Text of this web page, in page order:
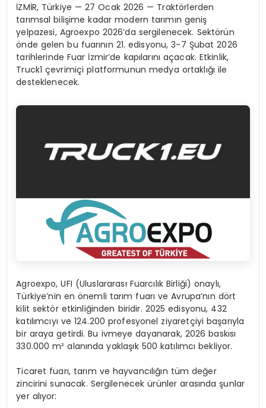
İZMİR, Türkiye —27 Ocak 2026 — Traktörlerden
tarımsal bilişime kadar modern tarımın geniş
yelpazesi, Agroexpo 2026’da sergilenecek. Sektörün
önde gelen bu fuarının 21. edisyonu, 3-7 Şubat 2026
tarihlerinde Fuar İzmir’de kapılarını açacak. Etkinlik,
Truck1 çevrimiçi platformunun medya ortaklığı ile
desteklenecek.
Agroexpo, UFI (Uluslararası Fuarcılık Birliği) onaylı,
Türkiye’nin en önemli tarım fuarı ve Avrupa’nın dört
kilit sektör etkinliğinden biridir. 2025 edisyonu, 432
katılımcıyı ve 124.200 profesyonel ziyaretçiyi başarıyla
bir araya getirdi. Bu ivmeye dayanarak, 2026 baskısı
330.000 m² alanında yaklaşık 500 katılımcı bekliyor.
Ticaret fuarı, tarım ve hayvancılığın tüm değer
zincirini sunacak. Sergilenecek ürünler arasında şunlar
yer alıyor: